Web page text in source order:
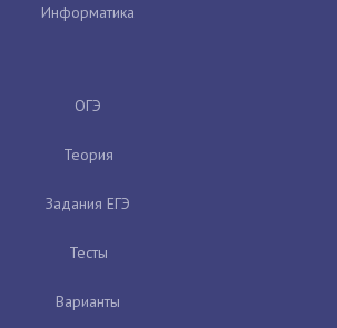
Информатика
ОГЭ
Теория
Задания ЕГЭ
Тесты
Варианты